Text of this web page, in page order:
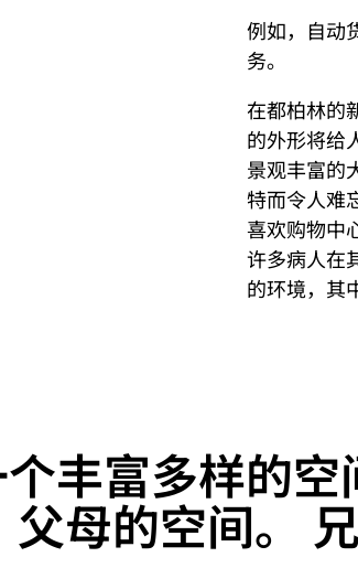
例如，自
务。
在都柏林
的外形将
景观丰富
特而令人
喜欢购物
许多病人
的环境，
丰富多样的
母的空间。